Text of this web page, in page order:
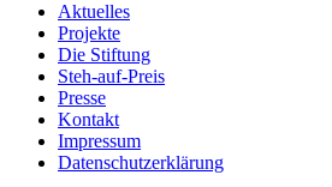
Aktuelles
Projekte
Die Stiftung
Steh-auf-Preis
Presse
Kontakt
Impressum
Datenschutzerklärung